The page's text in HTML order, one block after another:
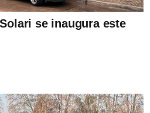
se inaugura este